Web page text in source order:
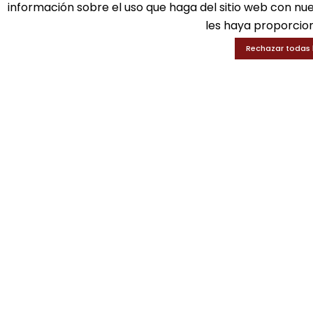
información sobre el uso que haga del sitio web con
les haya
Rechazar todas